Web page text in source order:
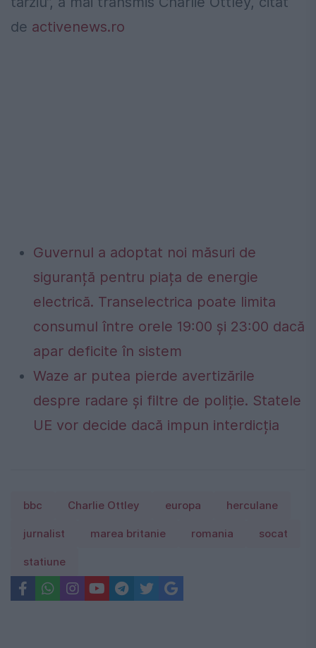
de activenews.ro
Guvernul a adoptat noi măsuri de
siguranță pentru piața de energie
electrică. Transelectrica poate limita
consumul între orele 19:00 și 23:00 dacă
apar deficite în sistem
Waze ar putea pierde avertizările
despre radare și filtre de poliție. Statele
UE vor decide dacă impun interdicția
bbc Charlie Ottley europa herculane
jurnalist marea britanie romania socat
statiune